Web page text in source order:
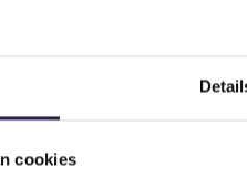
cookies
workout die je rug, armen,
een vloeiende beweging,